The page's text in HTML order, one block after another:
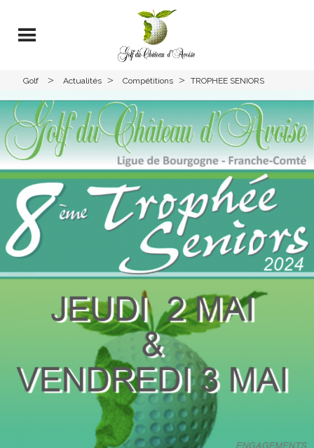
Golf
Avoise
> Actualités > Compétitions > TROPHEE SENIORS
CHATEAU D’AVOISE – 02/03
MAI 2024 – DEPARTS TOUR
2 – VENDREDI 03 MAI 2024